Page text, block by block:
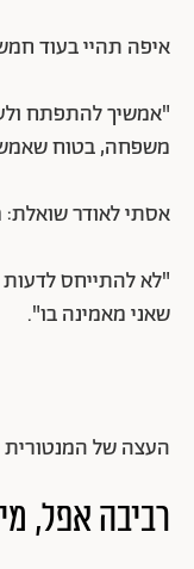
איפה תהיי בעוד
"אמשיך להתפתח
משפחה, בטוח
אסתי לאודר
"לא להתייחס
שאני מאמינה בו".
העצה של המנטורית
רביבה אפל,